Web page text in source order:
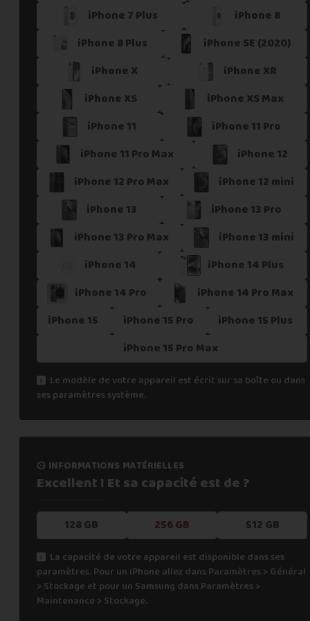
Si vous ne trouvez pas une offre correspondant aux
Vous pouvez éventuellement nous contacter.
iPhone 7 Plus
iPhone 8
iPhone 8 Plus
iPhone SE (2020)
iPhone X
iPhone XR
iPhone XS
iPhone XS Max
iPhone 11
iPhone 11 Pro
iPhone 11 Pro Max
iPhone 12
iPhone 12 Pro Max
iPhone 12 mini
iPhone 13
iPhone 13 Pro
iPhone 13 Pro Max
iPhone 13 mini
iPhone 14
iPhone 14 Plus
iPhone 14 Pro
iPhone 14 Pro Max
iPhone 15
iPhone 15 Pro
iPhone 15 Plus
iPhone 15 Pro Max
Le modèle de votre appareil est écrit sur sa boîte ou dans
ses paramètres système.
informations matérielles
Excellent ! Et sa capacitéest de ?
128 GB 256 GB 512 GB
La capacité de votre appareil est disponible dans ses
paramètres. Pour un iPhone allez dans Paramètres > Général
> Stockage et pour un Samsung dans Paramètres >
Maintenance > Stockage.